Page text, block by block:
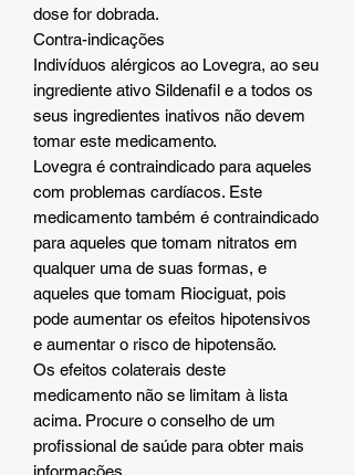
dose for dobrada.
Contra-indicações
Indivíduos alérgicos ao Lovegra, ao seu
ingrediente ativo Sildenafil e a todos os
seus ingredientes inativos não devem
tomar este medicamento.
Lovegra é contraindicado para aqueles
com problemas cardíacos. Este
medicamento também é contraindicado
para aqueles que tomam nitratos em
qualquer uma de suas formas, e
aqueles que tomam Riociguat, pois
pode aumentar os efeitos hipotensivos
e aumentar o risco de hipotensão.
Os efeitos colaterais deste
medicamento não se limitam à lista
acima. Procure o conselho de um
profissional de saúde para obter mais
informações.